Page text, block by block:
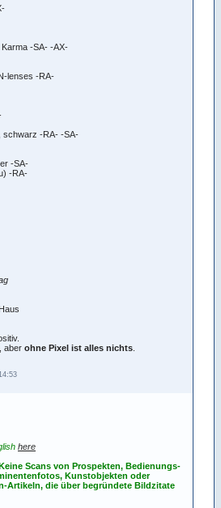
Karma -SA- -AX-
lenses -RA-
schwarz -RA- -SA-
-SA-
-RA-
aber ohne Pixel ist alles nichts
here
Scans von Prospekten, Bedienungs-
Kunstobjekten oder
Artikeln, die über begründete Bildzitate